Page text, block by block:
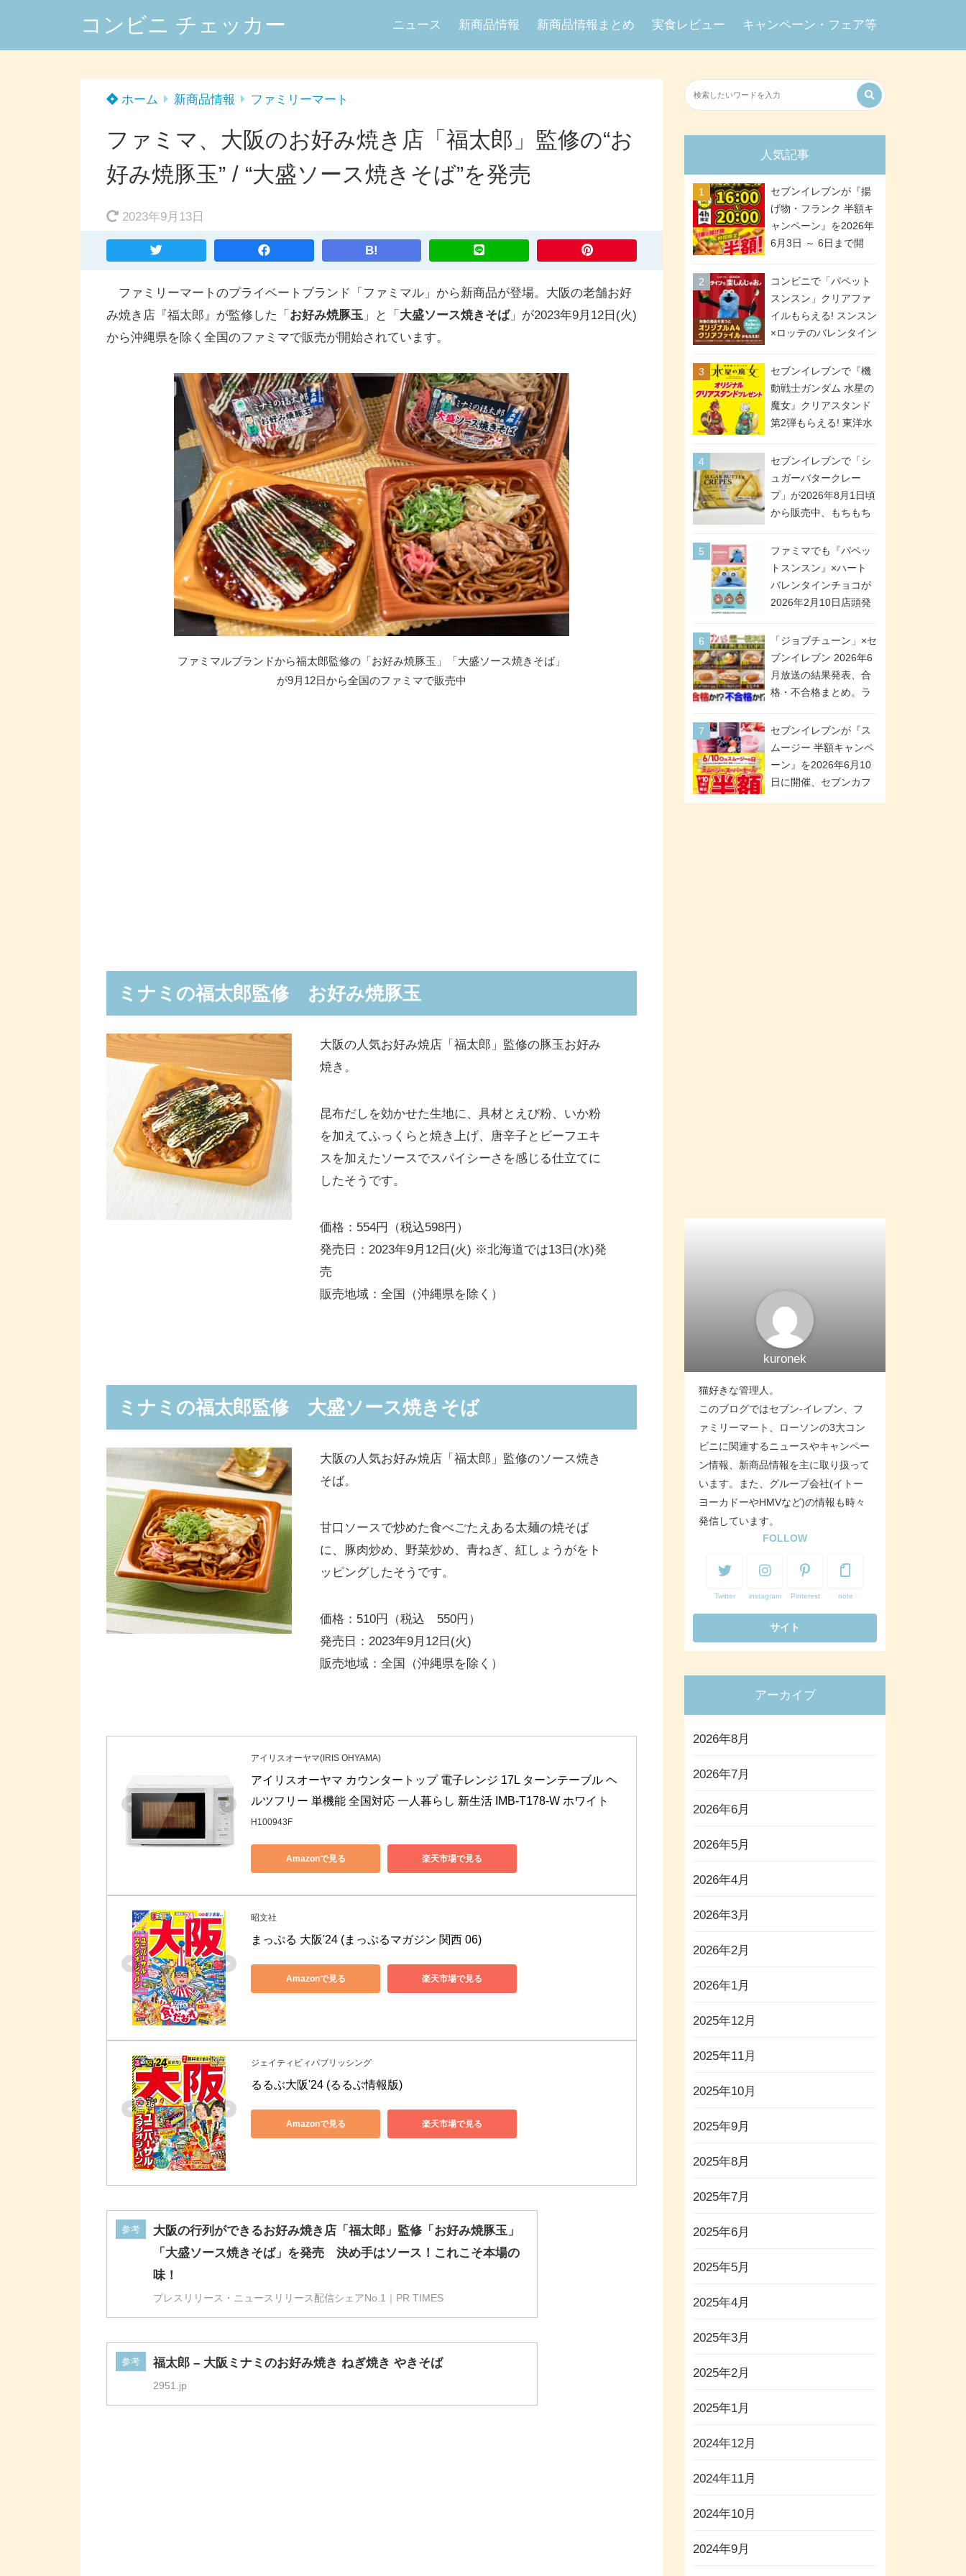
コンビニ チェッカー ニュース 新商品情報 新商品情報まとめ 実食レビュー キャンペーン・フェア等
ホーム 新商品情報 ファミリーマート
ファミマ、大阪のお好み焼き店「福太郎」監修の“お
好み焼豚玉” / “大盛ソース焼きそば”を発売
2023年9月13日
B!
ファミリーマートのプライベートブランド「ファミマル」から新商品が登場。大阪の老舗お好
み焼き店『福太郎』が監修した「 お好み焼豚玉 」と「 大盛ソース焼きそば」が2023年9月12日(火)
から沖縄県を除く全国のファミマで販売が開始されています。
ファミマルブランドから福太郎監修の「お好み焼豚玉」「大盛ソース焼きそば」
が9月12日から全国のファミマで販売中
ミナミの福太郎監修 お好み焼豚玉
大阪の人気お好み焼店「福太郎」監修の豚玉お好み
焼き。
昆布だしを効かせた生地に、具材とえび粉、いか粉
を加えてふっくらと焼き上げ、唐辛子とビーフエキ
スを加えたソースでスパイシーさを感じる仕立てに
したそうです。
価格：554円（税込598円）
発売日：2023年9月12日(火) ※北海道では13日(水)発
売
販売地域：全国（沖縄県を除く）
ミナミの福太郎監修 大盛ソース焼きそば
大阪の人気お好み焼店「福太郎」監修のソース焼き
そば。
甘口ソースで炒めた食べごたえある太麺の焼そば
に、豚肉炒め、野菜炒め、青ねぎ、紅しょうがをト
ッピングしたそうです。
価格：510円（税込 550円）
発売日：2023年9月12日(火)
販売地域：全国（沖縄県を除く）
アイリスオーヤマ(IRIS OHYAMA)
アイリスオーヤマ カウンタートップ 電子レンジ 17L ターンテーブル ヘ
ルツフリー 単機能 全国対応 一人暮らし 新生活 IMB-T178-W ホワイト
H100943F
Amazonで見る 楽天市場で見る
昭文社
まっぷる 大阪'24 (まっぷるマガジン 関西 06)
Amazonで見る 楽天市場で見る
ジェイティビィパブリッシング
るるぶ大阪'24 (るるぶ情報版)
Amazonで見る 楽天市場で見る
参考
大阪の行列ができるお好み焼き店「福太郎」監修「お好み焼豚玉」
「大盛ソース焼きそば」を発売 決め手はソース！これこそ本場の
味！
プレスリリース・ニュースリリース配信シェアNo.1｜PR TIMES
参考 福太郎 – 大阪ミナミのお好み焼き ねぎ焼き やきそば
2951.jp
人気記事
セブンイレブンが『揚
げ物・フランク 半額キ
ャンペーン』を2026年
6月3日 ～ 6日まで開
などが「揚げ物スーパ
ーセール」でお得に! 各
日16:00 ～ 20:00の4時
間限定で実施。ななチ
メリカンドッグが税抜
き69円!
コンビニで「パペット
スンスン」クリアファ
イルもらえる! スンスン
×ロッテのバレンタイン
スタート。セブン、フ
ァミマ、ローソンの3社
で異なるデザイン＆対
象商品
セブンイレブンで『機
動戦士ガンダム 水星の
魔女』クリアスタンド
第2弾もらえる! 東洋水
ペーンが2026年5月26
日スタート。浴衣＆た
ぬき・キツネ姿のスレ
ッタ / ミオリネ / グエ
号・5号) / シャディク
ドになって登場!
セブンイレブンで「シ
ュガーバタークレー
プ」が2026年8月1日頃
から販売中、もちもち
シュガー＆バターをレ
ンジアップで手軽に楽
しめる冷凍食品。2個入
り
ファミマでも『パペッ
トスンスン』×ハート
バレンタインチョコが
2026年2月10日店頭発
チョコ」「チョコ缶」
「ツインギフト」が登
場
「ジョブチューン」×セ
ブンイレブン 2026年6
月放送の結果発表、合
格・不合格まとめ。ラ
合格「金のハンバー
グ」。満場一致合格数
は6商品、合格数は2商
品。TVerでの見逃し配
セブンイレブンが『ス
ムージー 半額キャンペ
ーン』を2026年6月10
日に開催、セブンカフ
kuronek
猫好きな管理人。
このブログではセブン-イレブン、フ
ァミリーマート、ローソンの3大コン
ビニに関連するニュースやキャンペー
ン情報、新商品情報を主に取り扱って
います。また、グループ会社(イトー
ヨーカドーやHMVなど)の情報も時々
発信しています。
FOLLOW
Twitter instagram Pinterest note
アーカイブ
2026年8月
2026年7月
2026年6月
2026年5月
2026年4月
2026年3月
2026年2月
2026年1月
2025年12月
2025年11月
2025年10月
2025年9月
2025年8月
2025年7月
2025年6月
2025年5月
2025年4月
2025年3月
2025年2月
2025年1月
2024年12月
2024年11月
2024年10月
2024年9月